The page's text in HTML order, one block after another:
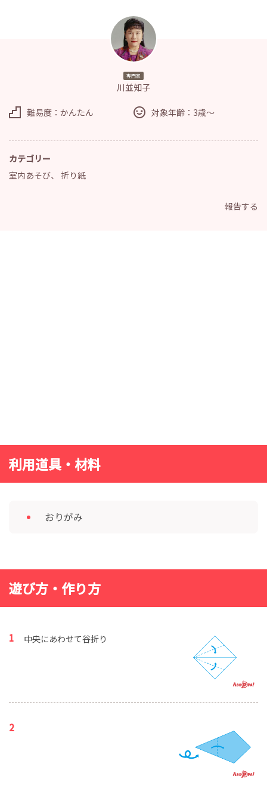
専門家
川並知子
難易度：かんたん 対象年齢：3歳～
カテゴリー
室内あそび、 折り紙
報告する
利用道具・材料
おりがみ
遊び方・作り方
中央にあわせて谷折り